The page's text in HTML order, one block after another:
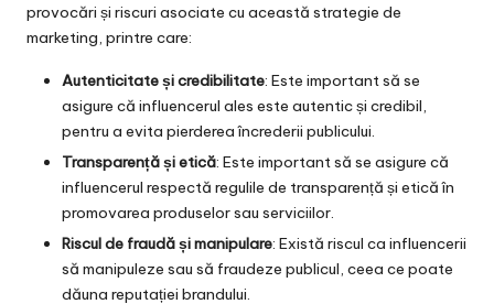
provocări și riscuri asociate cu această strategie de
marketing, printre care:
Autenticitate și credibilitate: Este important să se
asigure că influencerul ales este autentic și credibil,
pentru a evita pierderea încrederii publicului.
Transparență și etică: Este important să se asigure că
influencerul respectă regulile de transparență și etică în
promovarea produselor sau serviciilor.
Riscul de fraudă și manipulare: Există riscul ca influencerii
să manipuleze sau să fraudeze publicul, ceea ce poate
dăuna reputației brandului.